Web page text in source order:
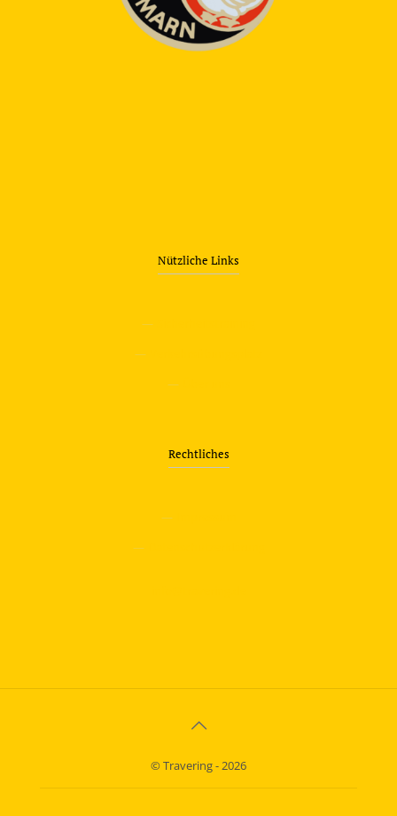
Nützliche Links
—
—
—
Rechtliches
—
—
© Travering - 2026